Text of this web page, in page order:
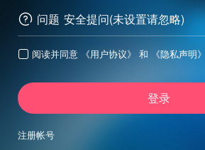
 问题 安全提问(未设置请忽略)
 阅读并同意 《用户协议》 和 《隐私声明》
登录
注册帐号